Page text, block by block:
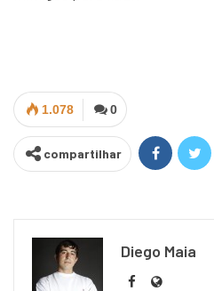
0
1.078
compartilhar
Diego Maia